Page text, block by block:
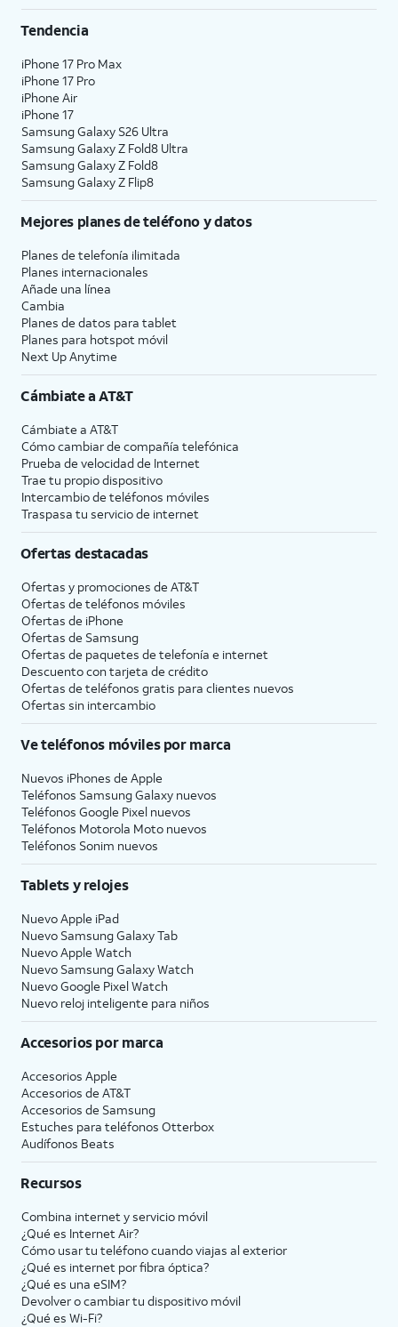
Tendencia
iPhone 17 Pro Max
iPhone 17 Pro
iPhone Air
iPhone 17
Samsung Galaxy S26 Ultra
Samsung Galaxy Z Fold8 Ultra
Samsung Galaxy Z Fold8
Samsung Galaxy Z Flip8
Mejores planes de teléfono y datos
Planes de telefonía ilimitada
Planes internacionales
Añade una línea
Cambia
Planes de datos para tablet
Planes para hotspot móvil
Next Up Anytime
Cámbiate aAT&T
Cámbiate a AT&T
Cómo cambiar de compañía telefónica
Prueba de velocidad de Internet
Trae tu propio dispositivo
Intercambio de teléfonos móviles
Traspasa tu servicio de internet
Ofertas destacadas
Ofertas y promociones de AT&T
Ofertas de teléfonos móviles
Ofertas de iPhone
Ofertas de Samsung
Ofertas de paquetes de telefonía e internet
Descuento con tarjeta de crédito
Ofertas de teléfonos gratis para clientes nuevos
Ofertas sin intercambio
Ve teléfonos móviles por marca
Nuevos iPhones de Apple
Teléfonos Samsung Galaxy nuevos
Teléfonos Google Pixel nuevos
Teléfonos Motorola Moto nuevos
Teléfonos Sonim nuevos
Tablets y relojes
Nuevo Apple iPad
Nuevo Samsung Galaxy Tab
Nuevo Apple Watch
Nuevo Samsung Galaxy Watch
Nuevo Google Pixel Watch
Nuevo reloj inteligente para niños
Accesorios por marca
Accesorios Apple
Accesorios de AT&T
Accesorios de Samsung
Estuches para teléfonos Otterbox
Audífonos Beats
Recursos
Combina internet y servicio móvil
¿Qué es Internet Air?
Cómo usar tu teléfono cuando viajas al exterior
¿Qué es internet por fibra óptica?
¿Qué es una eSIM?
Devolver o cambiar tu dispositivo móvil
¿Qué es Wi-Fi?